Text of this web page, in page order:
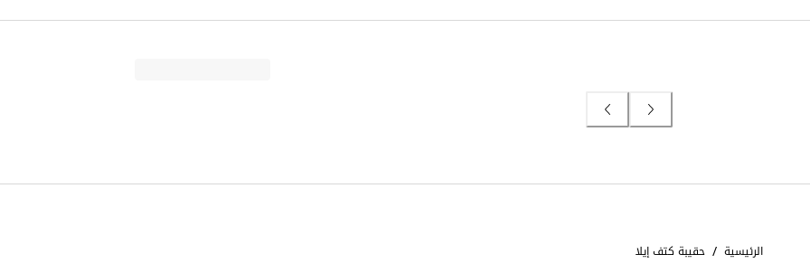
الرئيسية / حقيبة كتف إيلا